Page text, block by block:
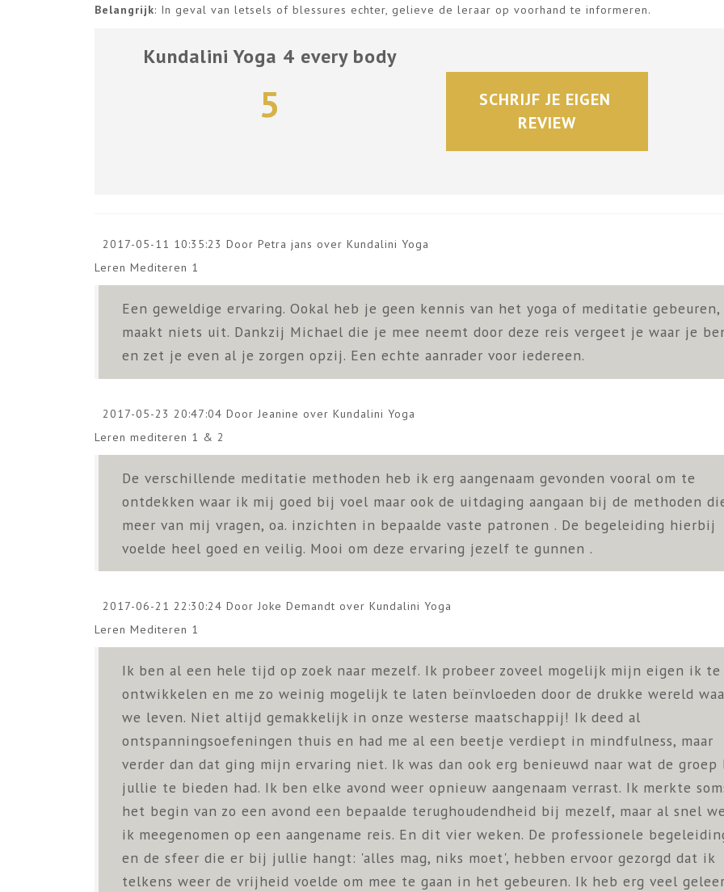
Belangrijk: In geval van letsels of blessures echter, gelieve de leraar op voorhand te informeren.
Kundalini Yoga 4 every body
5
SCHRIJF JE EIGEN
REVIEW
2017-05-11 10:35:23 Door Petra jans over Kundalini Yoga
Leren Mediteren 1
Een geweldige ervaring. Ookal heb je geen kennis van het yoga of meditatie
maakt niets uit. Dankzij Michael die je mee neemt door deze reis vergeet je waar je
en zet je even al je zorgen opzij. Een echte aanrader voor iedereen.
2017-05-23 20:47:04 Door Jeanine over Kundalini Yoga
Leren mediteren 1 & 2
De verschillende meditatie methoden heb ik erg aangenaam gevonden vooral om te
ontdekken waar ik mij goed bij voel maar ook de uitdaging aangaan bij de methoden
meer van mij vragen, oa. inzichten in bepaalde vaste patronen . De begeleiding hierbij
voelde heel goed en veilig. Mooi om deze ervaring jezelf te gunnen .
2017-06-21 22:30:24 Door Joke Demandt over Kundalini Yoga
Leren Mediteren 1
Ik ben al een hele tijd op zoek naar mezelf. Ik probeer zoveel mogelijk mijn eigen ik te
ontwikkelen en me zo weinig mogelijk te laten beïnvloeden door de drukke wereld
we leven. Niet altijd gemakkelijk in onze westerse maatschappij! Ik deed al
ontspanningsoefeningen thuis en had me al een beetje verdiept in mindfulness, maar
verder dan dat ging mijn ervaring niet. Ik was dan ook erg benieuwd naar wat de groep
jullie te bieden had. Ik ben elke avond weer opnieuw aangenaam verrast. Ik merkte
het begin van zo een avond een bepaalde terughoudendheid bij mezelf, maar al snel
ik meegenomen op een aangename reis. En dit vier weken. De professionele
en de sfeer die er bij jullie hangt: 'alles mag, niks moet', hebben ervoor gezorgd dat ik
telkens weer de vrijheid voelde om mee te gaan in het gebeuren. Ik heb erg veel